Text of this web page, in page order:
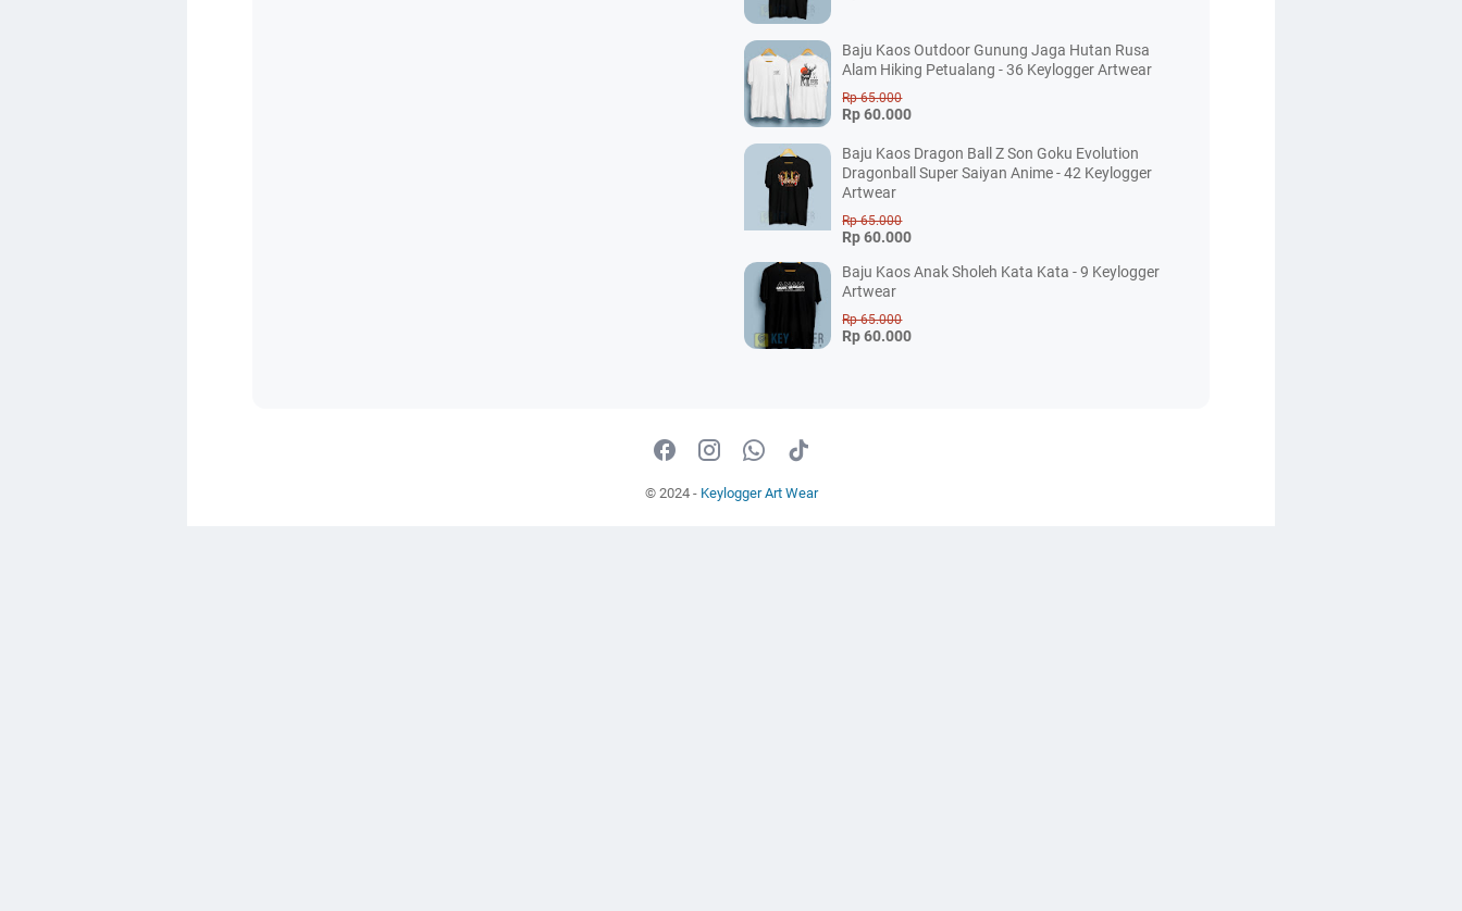
Baju Kaos Outdoor Gunung Jaga Hutan Rusa
Alam Hiking Petualang - 36 Keylogger Artwear
Rp 65.000
Rp 60.000
Baju Kaos Dragon Ball Z Son Goku Evolution
Dragonball Super Saiyan Anime - 42 Keylogger
Artwear
Rp 65.000
Rp 60.000
Baju Kaos Anak Sholeh Kata Kata - 9 Keylogger
Artwear
Rp 65.000
Rp 60.000
© 2024 - Keylogger Art Wear